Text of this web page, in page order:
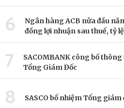
6
Ngân hàng ACB nửa đầu
đồng lợi nhuận sau thuế, tỷ
7
SACOMBANK công bố
Tổng Giám Đốc
8 SASCO bổ nhiệm Tổng